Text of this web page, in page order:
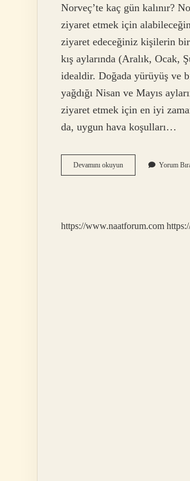
Norveç’te kaç gün kalınır?
ziyaret etmek için
ziyaret edeceğiniz kişilerin
kış aylarında (Aralık, Ocak,
idealdir. Doğada yürüyüş ve
yağdığı Nisan ve Mayıs
ziyaret etmek için en iyi
da, uygun hava koşulları…
Devamını okuyunNorveç
Kaç
Yorum
https://www.naatforum.com